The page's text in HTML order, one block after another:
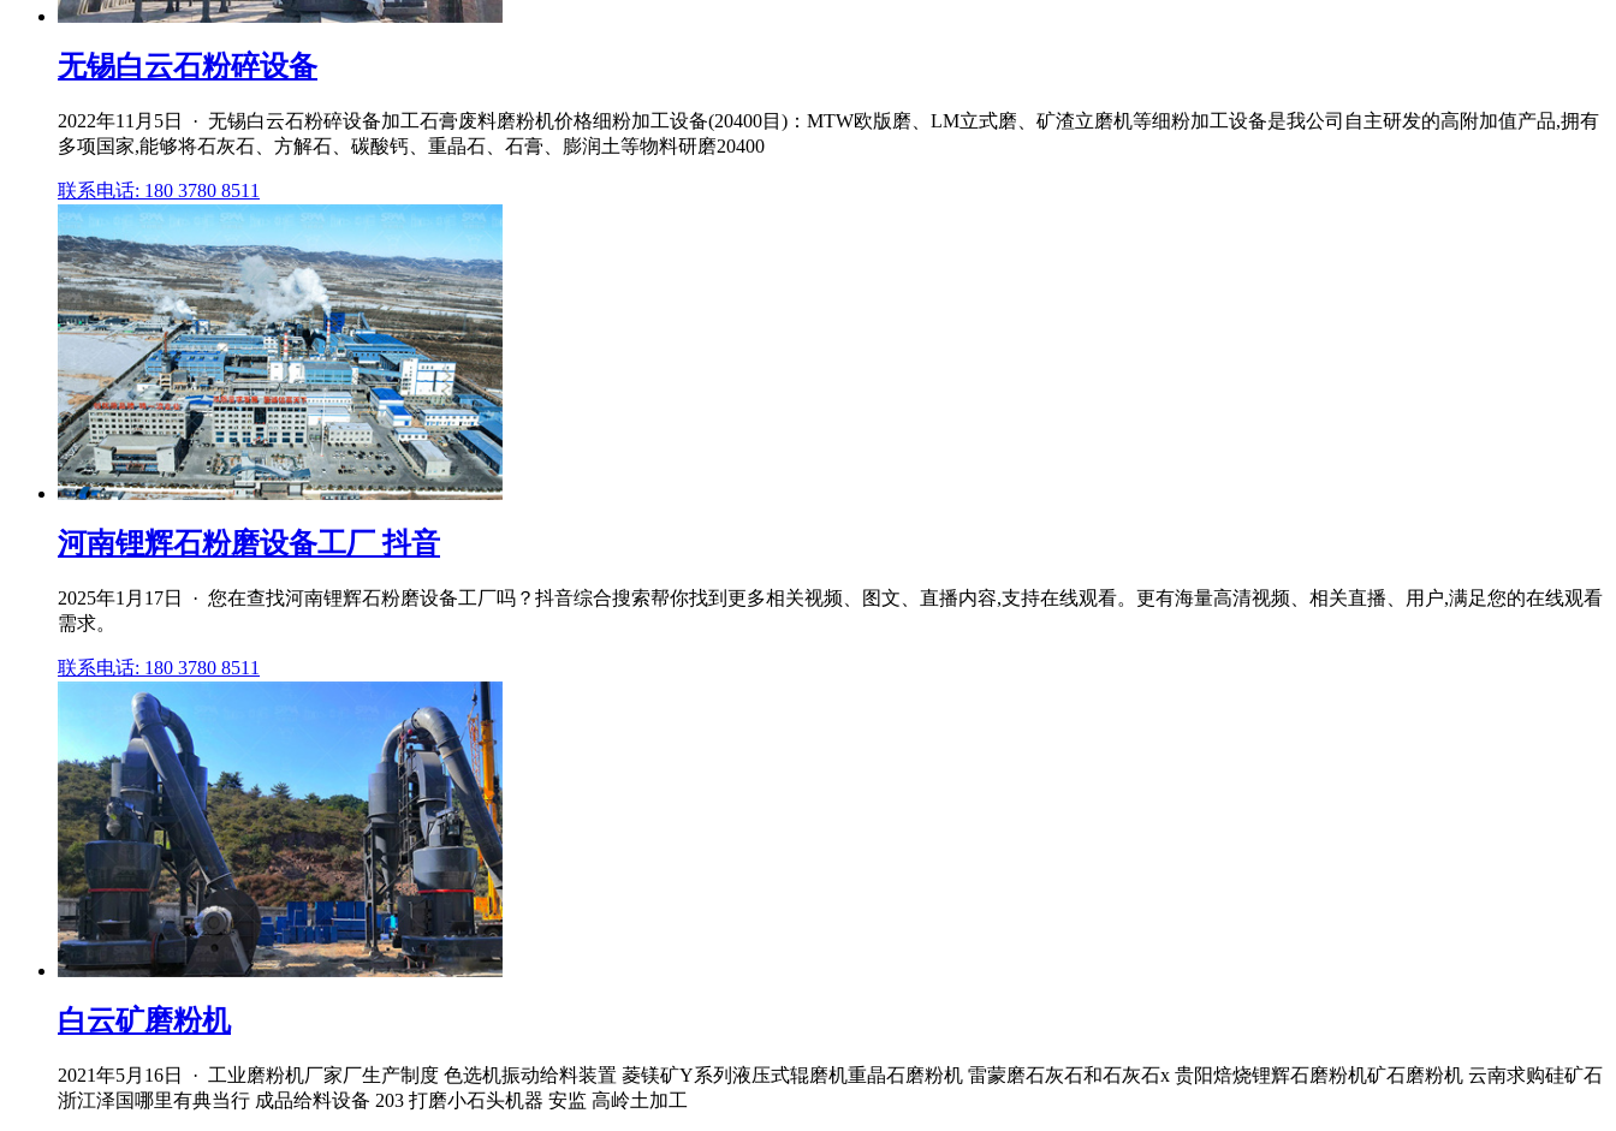
无锡白云石粉碎设备
2022年11月5日 · 无锡白云石粉碎设备加工石膏废料磨粉机价格细粉加工设备(20400目)：MTW欧版磨、LM立式磨、矿渣立磨机等细粉加工设备是我公司自主研发的高附加值产品,拥有
多项国家,能够将石灰石、方解石、碳酸钙、重晶石、石膏、膨润土等物料研磨20400
联系电话: 180 3780 8511
河南锂辉石粉磨设备工厂 抖音
2025年1月17日 · 您在查找河南锂辉石粉磨设备工厂吗？抖音综合搜索帮你找到更多相关视频、图文、直播内容,支持在线观看。更有海量高清视频、相关直播、用户,满足您的在线观看
需求。
联系电话: 180 3780 8511
白云矿磨粉机
2021年5月16日 · 工业磨粉机厂家厂生产制度 色选机振动给料装置 菱镁矿Y系列液压式辊磨机重晶石磨粉机 雷蒙磨石灰石和石灰石x 贵阳焙烧锂辉石磨粉机矿石磨粉机 云南求购硅矿石
浙江泽国哪里有典当行 成品给料设备 203 打磨小石头机器 安监 高岭土加工